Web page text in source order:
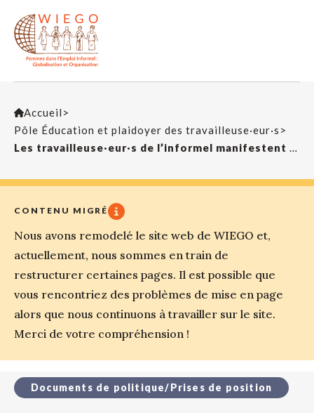
Accueil >
Pôle Éducation et plaidoyer des travailleuse·eur·s >
Les travailleuse·eur·s de l’informel manifestent leur solidarité aux travailleuse·eur·s du soin et demandent des services de soins de qualité pour toutes et tous lors de la 112e session de la Conférence internationale du Travail
CONTENU MIGRÉ
Nous avons remodelé le site web de WIEGO et,
actuellement, nous sommes en train de
restructurer certaines pages. Il est possible que
vous rencontriez des problèmes de mise en page
alors que nous continuons à travailler sur le site.
Merci de votre compréhension !
Documents de politique/Prises de position